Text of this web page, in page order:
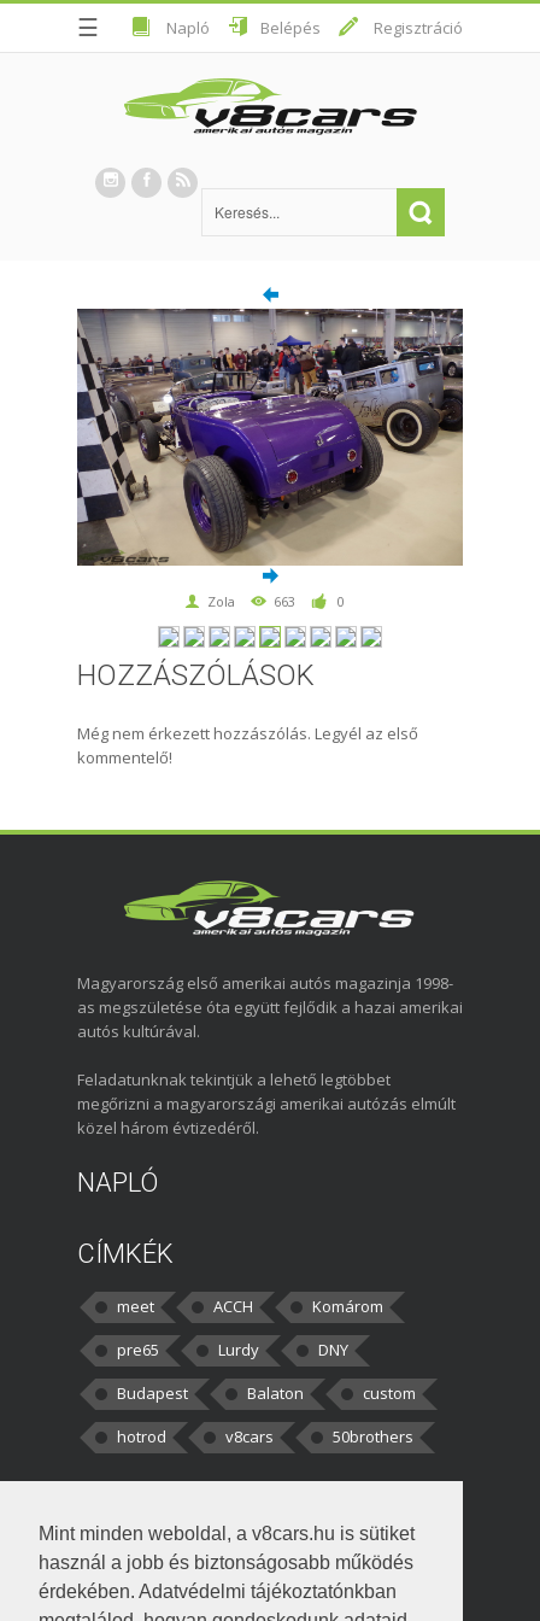
Mint minden weboldal, a v8cars.hu is sütiket
használ a jobb és biztonságosabb működés
érdekében. Adatvédelmi tájékoztatónkban
☰ Napló Belépés Regisztráció
Zola 663 0
HOZZÁSZÓLÁSOK
Még nem érkezett hozzászólás. Legyél az első
kommentelő!
Magyarország első amerikai autós magazinja 1998-
as megszületése óta együtt fejlődik a hazai amerikai
autós kultúrával.
Feladatunknak tekintjük a lehető legtöbbet
megőrizni a magyarországi amerikai autózás elmúlt
közel három évtizedéről.
NAPLÓ
CÍMKÉK
meet ACCH
Komárom
pre65
Lurdy
DNY
Budapest
Balaton
custom
hotrod
v8cars 50brothers
kortisz:Elszúrtam! Én csak két
darabbaal számoltam. Nem tudtam, hogy fél autót,